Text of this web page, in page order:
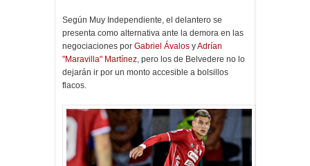
Según Muy Independiente, el delantero se
presenta como alternativa ante la demora en las
negociaciones por Gabriel Ávalos yAdrían
"Maravilla" Martínez , pero los de Belvedere no lo
dejarán ir por un monto accesible a bolsillos
flacos.